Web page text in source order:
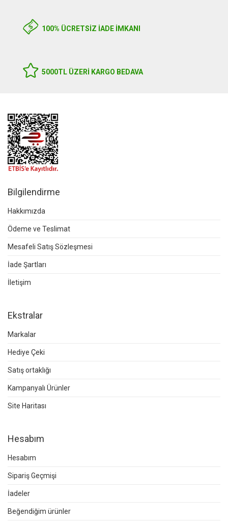
100% ÜCRETSİZ İADE İMKANI
5000TL ÜZERI KARGO BEDAVA
Bilgilendirme
Hakkımızda
Ödeme ve Teslimat
Mesafeli Satış Sözleşmesi
İade Şartları
İletişim
Ekstralar
Markalar
Hediye Çeki
Satış ortaklığı
Kampanyalı Ürünler
Site Haritası
Hesabım
Hesabım
Sipariş Geçmişi
İadeler
Beğendiğim ürünler